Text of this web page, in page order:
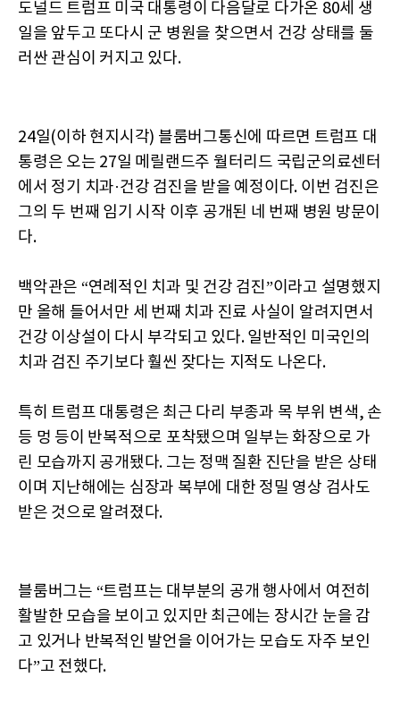
도널드 트럼프 미국 대통령이 다음달로 다가온 80세 생
일을 앞두고 또다시 군 병원을 찾으면서 건강 상태를 둘
러싼 관심이 커지고 있다.
24일(이하 현지시각) 블룸버그통신에 따르면 트럼프 대
통령은 오는 27일 메릴랜드주 월터리드 국립군의료센터
에서 정기 치과·건강 검진을 받을 예정이다. 이번 검진은
그의 두 번째 임기 시작 이후 공개된 네 번째 병원 방문이
다.
백악관은 “연례적인 치과 및 건강 검진”이라고 설명했지
만 올해 들어서만 세 번째 치과 진료 사실이 알려지면서
건강 이상설이 다시 부각되고 있다. 일반적인 미국인의
치과 검진 주기보다 훨씬 잦다는 지적도 나온다.
특히 트럼프 대통령은 최근 다리 부종과 목 부위 변색, 손
등 멍 등이 반복적으로 포착됐으며 일부는 화장으로 가
린 모습까지 공개됐다. 그는 정맥 질환 진단을 받은 상태
이며 지난해에는 심장과 복부에 대한 정밀 영상 검사도
받은 것으로 알려졌다.
블룸버그는 “트럼프는 대부분의 공개 행사에서 여전히
활발한 모습을 보이고 있지만 최근에는 장시간 눈을 감
고 있거나 반복적인 발언을 이어가는 모습도 자주 보인
다”고 전했다.